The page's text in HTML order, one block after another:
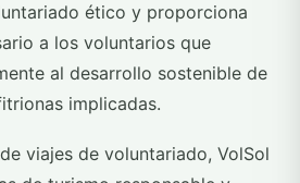
ético y proporciona
a los voluntarios que
al desarrollo sostenible de
implicadas.
viajes de voluntariado, VolSol